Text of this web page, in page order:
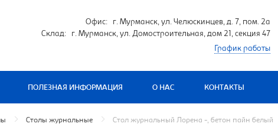
Офис: г. Мурманск, ул. Челюскинцев, д. 7, пом. 2а
Склад: г. Мурманск, ул. Домостроительная, дом 21, секция 47
График работы
ПОЛЕЗНАЯ ИНФОРМАЦИЯ О НАС КОНТАКТЫ
Столы журнальные Стол журнальный Лорена -, бетон пайн белый